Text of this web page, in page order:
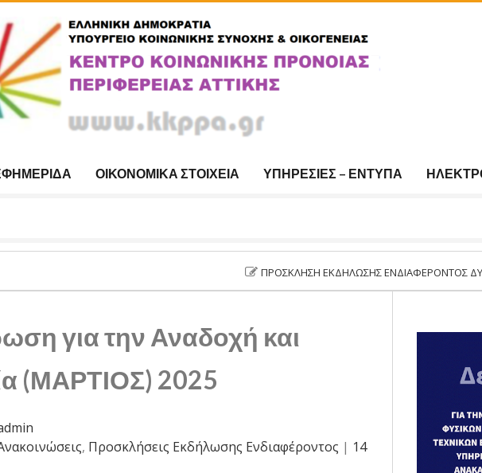
ΟΙΚΟΝΟΜΙΚΆ ΣΤΟΙΧΕΊΑ ΥΠΗΡΕΣΊΕΣ – ΈΝΤΥΠΑ
ΠΡΌΣΚΛΗΣΗ ΕΚΔΉΛΩΣΗΣ ΕΝΔΙΑΦΈΡΟΝΤΟΣ
για την Αναδοχή και
(ΜΑΡΤΙΟΣ) 2025
, Προσκλήσεις Εκδήλωσης Ενδιαφέροντος | 14